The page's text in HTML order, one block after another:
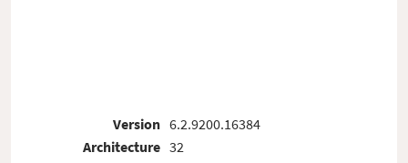
Version
Architecture
6.2.9200.16384
32